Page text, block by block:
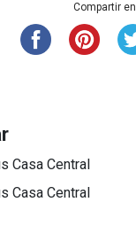
Compartir
Casa Central
Casa Central